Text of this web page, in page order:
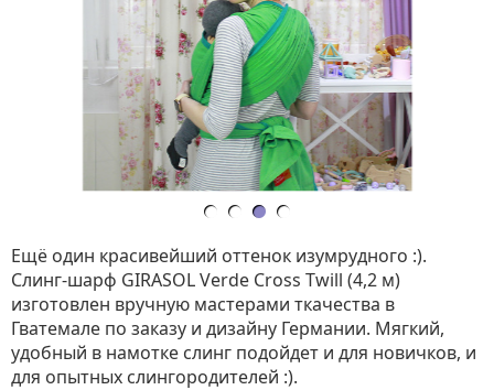
Ещё один красивейший оттенок изумрудного :).
Слинг-шарф GIRASOL Verde Cross Twill (4,2 м)
изготовлен вручную мастерами ткачества в
Гватемале по заказу и дизайну Германии. Мягкий,
удобный в намотке слинг подойдет и для новичков, и
для опытных слингородителей :).